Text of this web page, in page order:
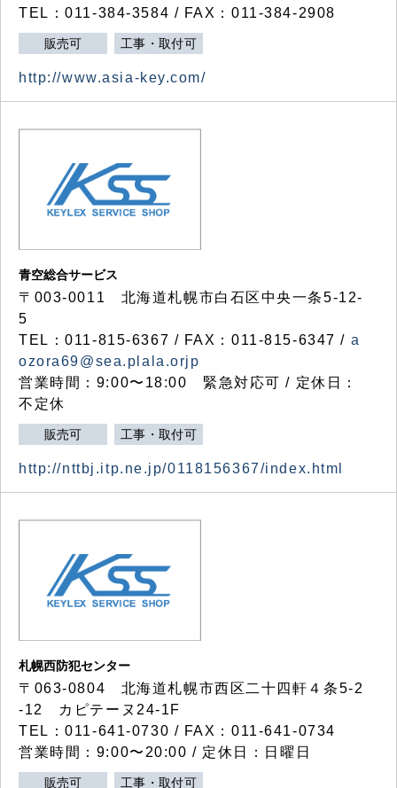
TEL：011-384-3584 / FAX：011-384-2908
販売可 工事・取付可
http://www.asia-key.com/
青空総合サービス
〒003-0011 北海道札幌市白石区中央一条5-12-
5
TEL：011-815-6367 / FAX：011-815-6347 / a
ozora69@sea.plala.orjp
営業時間：9:00〜18:00 緊急対応可 / 定休日：
不定休
販売可 工事・取付可
http://nttbj.itp.ne.jp/0118156367/index.html
札幌西防犯センター
〒063-0804 北海道札幌市西区二十四軒４条5-2
-12 カピテーヌ24-1F
TEL：011-641-0730 / FAX：011-641-0734
営業時間：9:00〜20:00 / 定休日：日曜日
販売可 工事・取付可